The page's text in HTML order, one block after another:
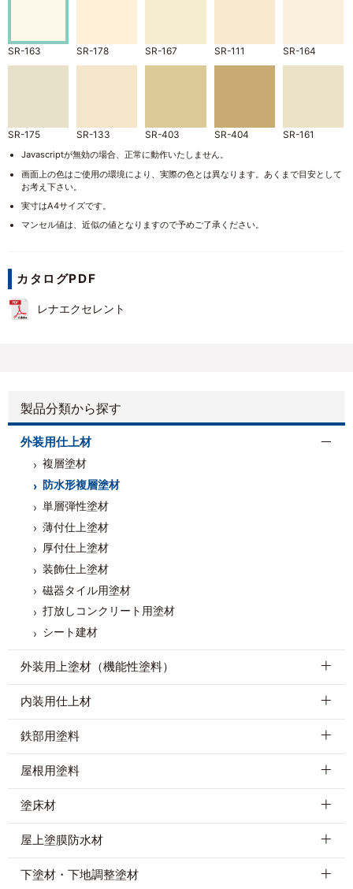
SR-163 SR-178 SR-167 SR-111 SR-164
SR-175 SR-133 SR-403 SR-404 SR-161
SR-410 SR-407 SR-104
SR-412
SR-132 SR-414
SR-165 SR-401
SR-418 SR-415
SR-422
Javascriptが無効の場合、正常に動作いたしません。
画面上の色はご使用の環境により、実際の色とは異なります。あくまで目安として
お考え下さい。
実寸はA4サイズです。
マンセル値は、近似の値となりますので予めご了承ください。
カタログPDF
レナエクセレント
製品分類から探す
外装用仕上材
複層塗材
防水形複層塗材
単層弾性塗材
薄付仕上塗材
厚付仕上塗材
装飾仕上塗材
磁器タイル用塗材
打放しコンクリート用塗材
シート建材
外装用上塗材（機能性塗料）
内装用仕上材
鉄部用塗料
屋根用塗料
塗床材
屋上塗膜防水材
下塗材・下地調整塗材